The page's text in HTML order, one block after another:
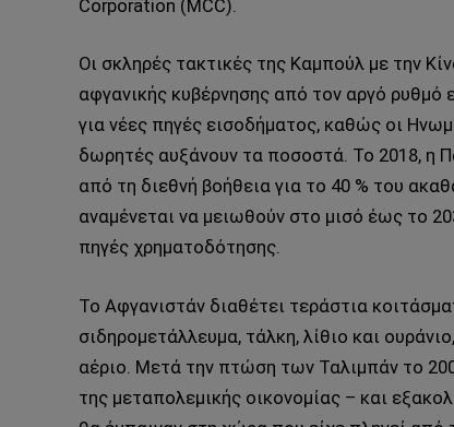
Corporation (MCC).
Οι σκληρές τακτικές της Καμπούλ με την
αφγανικής κυβέρνησης από τον αργό ρυθμό
για νέες πηγές εισοδήματος, καθώς οι
δωρητές αυξάνουν τα ποσοστά. Το 2018, η
από τη διεθνή βοήθεια για το 40 % του
αναμένεται να μειωθούν στο μισό έως το
πηγές χρηματοδότησης.
Το Αφγανιστάν διαθέτει τεράστια
σιδηρομετάλλευμα, τάλκη, λίθιο και
αέριο. Μετά την πτώση των Ταλιμπάν το
της μεταπολεμικής οικονομίας – και